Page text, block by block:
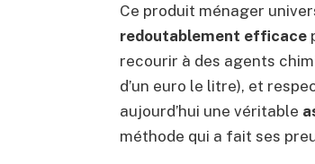
Ce produit ménager
redoutablement efficace
recourir à des agents
d’un euro le litre), et
aujourd’hui une véritable
méthode qui a fait ses